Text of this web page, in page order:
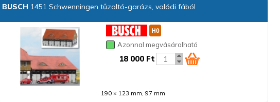
BUSCH 1451 Schwenningen tűzoltó-garázs, valódi fából
Azonnal megvásárolható
18 000 Ft
190 × 123 mm, 97 mm